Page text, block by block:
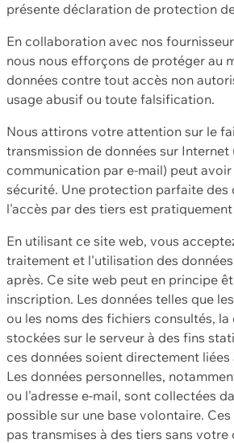
présente déclaration de protection
En collaboration avec nos
nous nous efforçons de protéger au
données contre tout accès non
usage abusif ou toute falsification.
Nous attirons votre attention sur le
transmission de données sur Internet
communication par e-mail) peut
sécurité. Une protection parfaite des
l'accès par des tiers est
En utilisant ce site web, vous
traitement et l'utilisation des
après. Ce site web peut en principe
inscription. Les données telles que
ou les noms des fichiers consultés,
stockées sur le serveur à des fins
ces données soient directement
Les données personnelles,
ou l'adresse e-mail, sont collectées
possible sur une base volontaire.
pas transmises à des tiers sans votre